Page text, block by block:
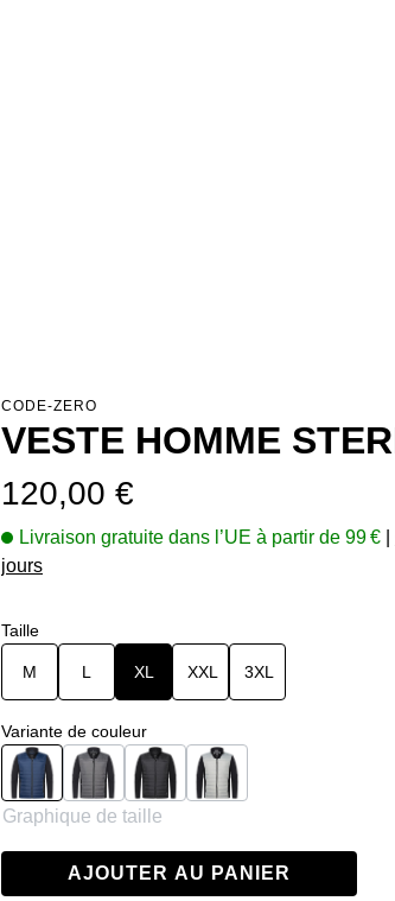
CODE-ZERO
VESTE HOMME
Prix régulier :
120,00 €
Livraison gratuite dans l’UE à partir de 99 €
jours
Sélectionnez
Taille
M L XL XXL 3XL
Sélectionnez
Variante de couleur
Black/NavyBlack/Charcoal
Noir Black/Grey
Graphique de taille
AJOUTER AU PANIER